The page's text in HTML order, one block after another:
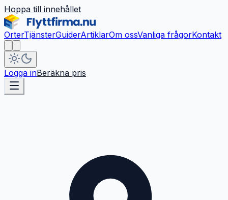
Hoppa till innehållet
OrterTjänsterGuiderArtiklarOm ossVanliga frågorKontakt
Logga inBeräkna pris